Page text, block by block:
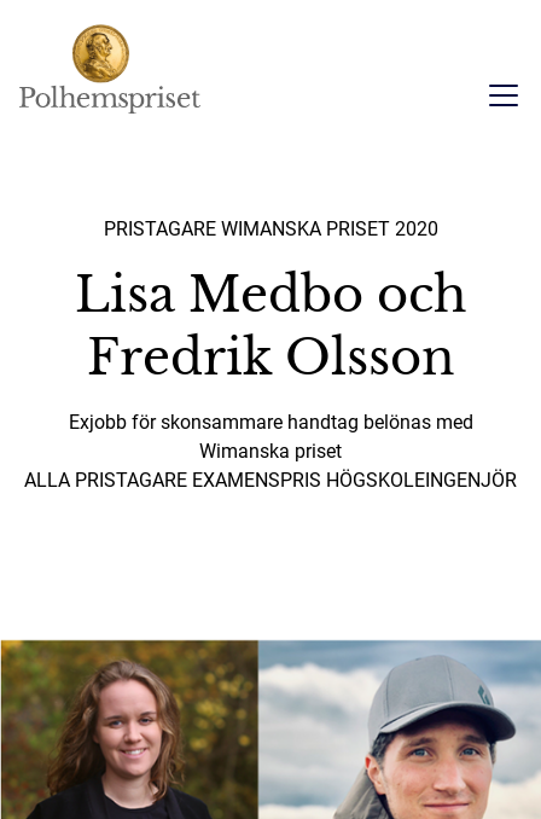
PRISTAGARE WIMANSKA PRISET 2020
Lisa Medbo och
Fredrik Olsson
Exjobb för skonsammare handtag belönas med
Wimanska priset
ALLA PRISTAGARE EXAMENSPRIS HÖGSKOLEINGENJÖR